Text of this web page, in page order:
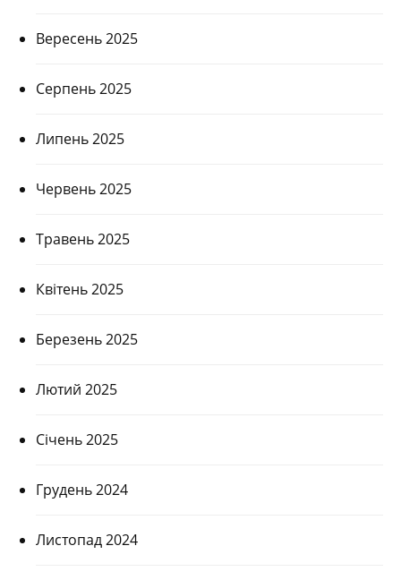
Вересень 2025
Серпень 2025
Липень 2025
Червень 2025
Травень 2025
Квітень 2025
Березень 2025
Лютий 2025
Січень 2025
Грудень 2024
Листопад 2024